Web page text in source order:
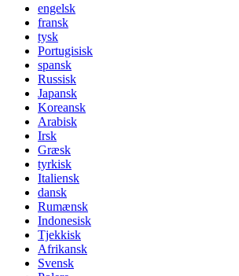
engelsk
fransk
tysk
Portugisisk
spansk
Russisk
Japansk
Koreansk
Arabisk
Irsk
Græsk
tyrkisk
Italiensk
dansk
Rumænsk
Indonesisk
Tjekkisk
Afrikansk
Svensk